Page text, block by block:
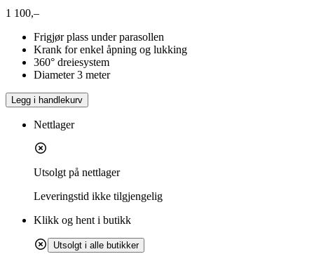
1 100,–
Frigjør plass under parasollen
Krank for enkel åpning og lukking
360° dreiesystem
Diameter 3 meter
Legg i handlekurv
Nettlager
Utsolgt på nettlager
Leveringstid ikke tilgjengelig
Klikk og hent i butikk
Utsolgt i alle butikker